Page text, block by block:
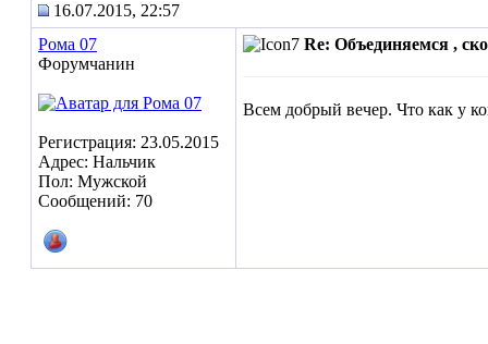
16.07.2015, 22:57
Рома 07
Форумчанин
Регистрация: 23.05.2015
Адрес: Нальчик
Пол: Мужской
Сообщений: 70
Re: Объединяемся ,
Всем добрый вечер. Что как у